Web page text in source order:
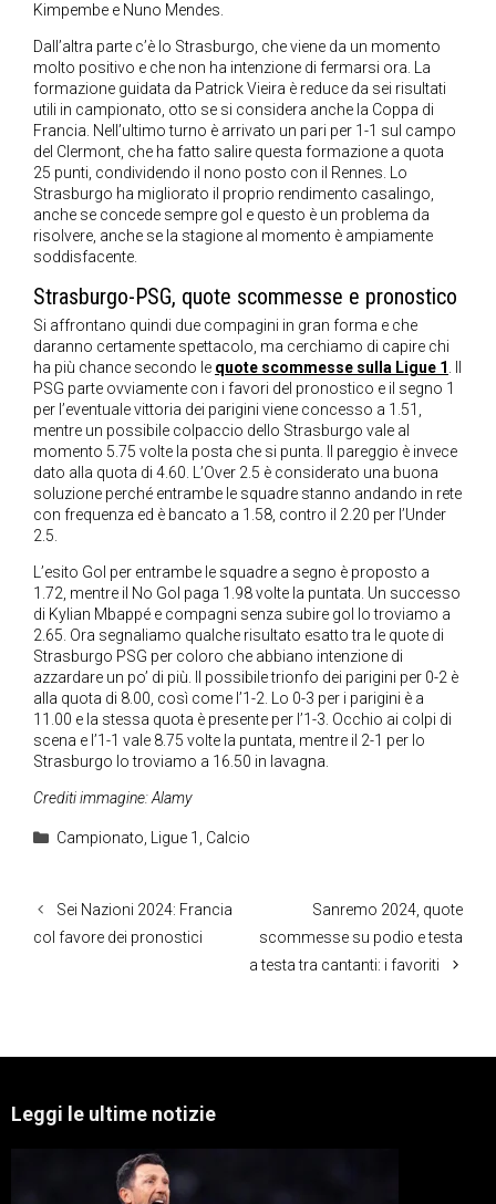
Kimpembe e Nuno Mendes.
Dall’altra parte c’è lo Strasburgo, che viene da un momento
molto positivo e che non ha intenzione di fermarsi ora. La
formazione guidata da Patrick Vieira è reduce da sei risultati
utili in campionato, otto se si considera anche la Coppa di
Francia. Nell’ultimo turno è arrivato un pari per 1-1 sul campo
del Clermont, che ha fatto salire questa formazione a quota
25 punti, condividendo il nono posto con il Rennes. Lo
Strasburgo ha migliorato il proprio rendimento casalingo,
anche se concede sempre gol e questo è un problema da
risolvere, anche se la stagione al momento è ampiamente
soddisfacente.
Strasburgo-PSG, quote scommesse e pronostico
Si affrontano quindi due compagini in gran forma e che
daranno certamente spettacolo, ma cerchiamo di capire chi
ha più chance secondo le quote scommesse sulla Ligue 1. Il
PSG parte ovviamente con i favori del pronostico e il segno 1
per l’eventuale vittoria dei parigini viene concesso a 1.51,
mentre un possibile colpaccio dello Strasburgo vale al
momento 5.75 volte la posta che si punta. Il pareggio è invece
dato alla quota di 4.60. L’Over 2.5 è considerato una buona
soluzione perché entrambe le squadre stanno andando in rete
con frequenza ed è bancato a 1.58, contro il 2.20 per l’Under
2.5.
L’esito Gol per entrambe le squadre a segno è proposto a
1.72, mentre il No Gol paga 1.98 volte la puntata. Un successo
di Kylian Mbappé e compagni senza subire gol lo troviamo a
2.65. Ora segnaliamo qualche risultato esatto tra le quote di
Strasburgo PSG per coloro che abbiano intenzione di
azzardare un po’ di più. Il possibile trionfo dei parigini per 0-2 è
alla quota di 8.00, così come l’1-2. Lo 0-3 per i parigini è a
11.00 e la stessa quota è presente per l’1-3. Occhio ai colpi di
scena e l’1-1 vale 8.75 volte la puntata, mentre il 2-1 per lo
Strasburgo lo troviamo a 16.50 in lavagna.
Crediti immagine: Alamy
Categorie
Campionato, Ligue 1 , Calcio
Sei Nazioni 2024: Francia
col favore dei pronostici
Sanremo 2024, quote
scommesse su podio e testa
a testa tra cantanti: i favoriti
Leggi le ultime notizie